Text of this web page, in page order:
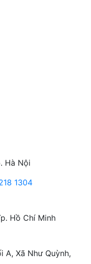
Hà Nội
1304
Hồ Chí Minh
A, Xã Như Quỳnh,